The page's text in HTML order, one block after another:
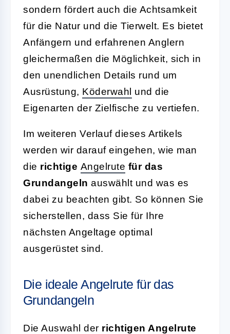
sondern fördert auch die Achtsamkeit
für die Natur und die Tierwelt. Es bietet
Anfängern und erfahrenen Anglern
gleichermaßen die Möglichkeit, sich in
den unendlichen Details rund um
Ausrüstung, Köderwahl und die
Eigenarten der Zielfische zu vertiefen.
Im weiteren Verlauf dieses Artikels
werden wir darauf eingehen, wie man
die richtige Angelrute für das
Grundangeln auswählt und was es
dabei zu beachten gibt. So können Sie
sicherstellen, dass Sie für Ihre
nächsten Angeltage optimal
ausgerüstet sind.
Die ideale Angelrute für das
Grundangeln
Die Auswahl der richtigen Angelrute